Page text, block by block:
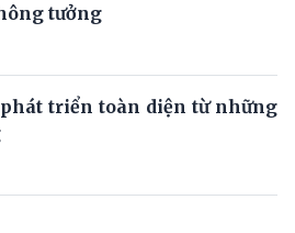
tưởng
triển toàn diện từ những